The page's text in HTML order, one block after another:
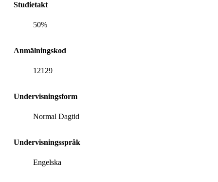
Studietakt
50%
Anmälningskod
12129
Undervisningsform
Normal Dagtid
Undervisningsspråk
Engelska